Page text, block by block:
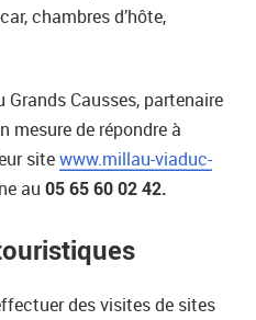
chambres d’hôte,
Grands Causses, partenaire
mesure de répondre à
sitewww.millau-viaduc-
au 05 65 60 02 42.
des visites de sites